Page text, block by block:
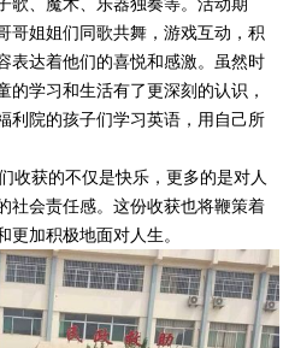
哥姐姐们同歌共舞，游戏互动，积
表达着他们的喜悦和感激。虽然时
的学习和生活有了更深刻的认识，
利院的孩子们学习英语，用自己所
获的不仅是快乐，更多的是对人
社会责任感。这份收获也将鞭策着
加积极地面对人生。